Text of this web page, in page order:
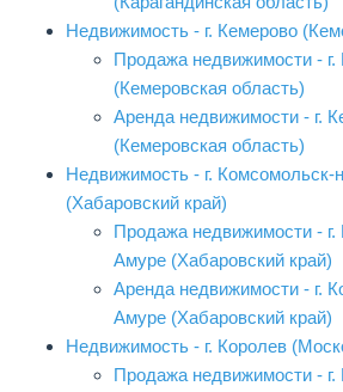
Недвижимость - г.
Продажа недвижимости - г. Кемерово
(Кемеровская область)
Аренда недвижимости - г. Кемерово
(Кемеровская область)
Недвижимость - г. Комсомольск-на-Амуре
(Хабаровский край)
Продажа недвижимости - г. Комсомольск-на-
Амуре (Хабаровский край)
Аренда недвижимости - г. Комсомольск-на-
Амуре (Хабаровский край)
Недвижимость - г.
Продажа недвижимости - г. Королев